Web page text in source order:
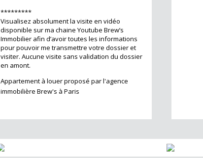
*********
Visualisez absolument la visite en vidéo
disponible sur ma chaine Youtube Brew’s
Immobilier afin d’avoir toutes les informations
pour pouvoir me transmettre votre dossier et
visiter. Aucune visite sans validation du dossier
en amont.
Appartement à louer proposé par l'agence
immobilière Brew's à Paris